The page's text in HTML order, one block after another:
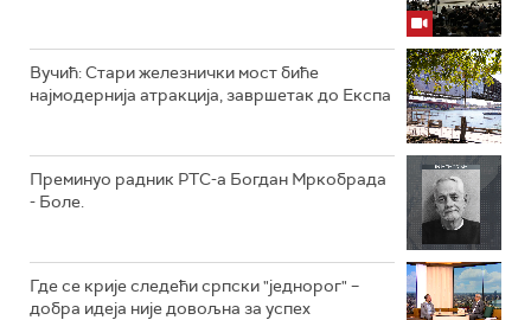
Вучић: Стари железнички мост биће
најмодернија атракција, завршетак до Експа
Преминуо радник РТС-а Богдан Мркобрада
- Боле.
Где се крије следећи српски "једнорог" –
добра идеја није довољна за успех